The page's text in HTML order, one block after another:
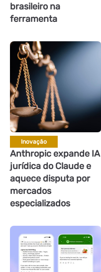
brasileiro na
ferramenta
Inovação
Anthropic expande IA
jurídica do Claude e
aquece disputa por
mercados
especializados